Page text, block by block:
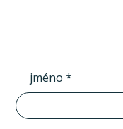
jméno *